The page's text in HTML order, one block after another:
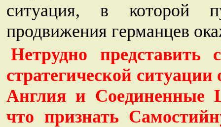
ситуация, в которой
продвижения германцев
Нетрудно
стратегической
Англия и Соединенные
что признать